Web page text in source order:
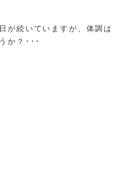
が続いていますが、体調は
か？･･･